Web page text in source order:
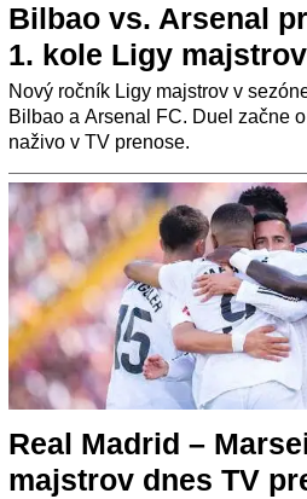
Bilbao vs. Arsenal
1. kole Ligy majstrov
Nový ročník Ligy majstrov v
Bilbao a Arsenal FC. Duel začne
naživo v TV prenose.
Real Madrid –
majstrov dnes TV